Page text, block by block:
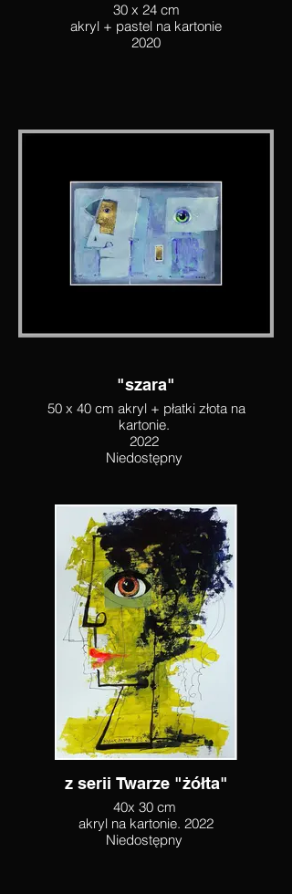
30 x 24 cm
akryl + pastel na kartonie
2020
"szara"
50 x 40 cm akryl + płatki złota na
kartonie.
2022
Niedostępny
z serii Twarze "żółta"
40x 30 cm
akryl na kartonie. 2022
Niedostępny